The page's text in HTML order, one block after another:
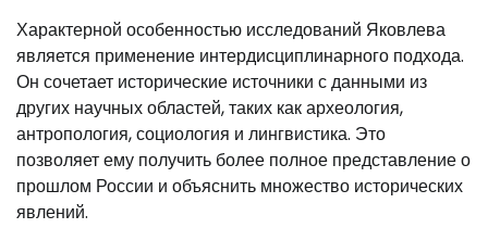
Характерной особенностью исследований Яковлева
является применение интердисциплинарного подхода.
Он сочетает исторические источники с данными из
других научных областей, таких как археология,
антропология, социология и лингвистика. Это
позволяет ему получить более полное представление о
прошлом России и объяснить множество исторических
явлений.